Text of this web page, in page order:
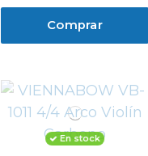
Comprar
En stock